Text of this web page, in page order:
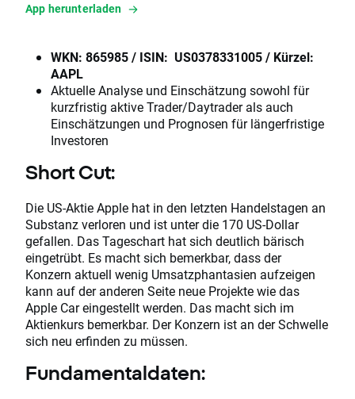
App herunterladen
WKN: 865985 / ISIN: US0378331005 / Kürzel:
AAPL
Aktuelle Analyse und Einschätzung sowohl für
kurzfristig aktive Trader/Daytrader als auch
Einschätzungen und Prognosen für längerfristige
Investoren
Short Cut:
Die US-Aktie Apple hat in den letzten Handelstagen an
Substanz verloren und ist unter die 170 US-Dollar
gefallen. Das Tageschart hat sich deutlich bärisch
eingetrübt. Es macht sich bemerkbar, dass der
Konzern aktuell wenig Umsatzphantasien aufzeigen
kann auf der anderen Seite neue Projekte wie das
Apple Car eingestellt werden. Das macht sich im
Aktienkurs bemerkbar. Der Konzern ist an der Schwelle
sich neu erfinden zu müssen.
Fundamentaldaten: